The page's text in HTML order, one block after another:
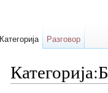
Категорија Разговор